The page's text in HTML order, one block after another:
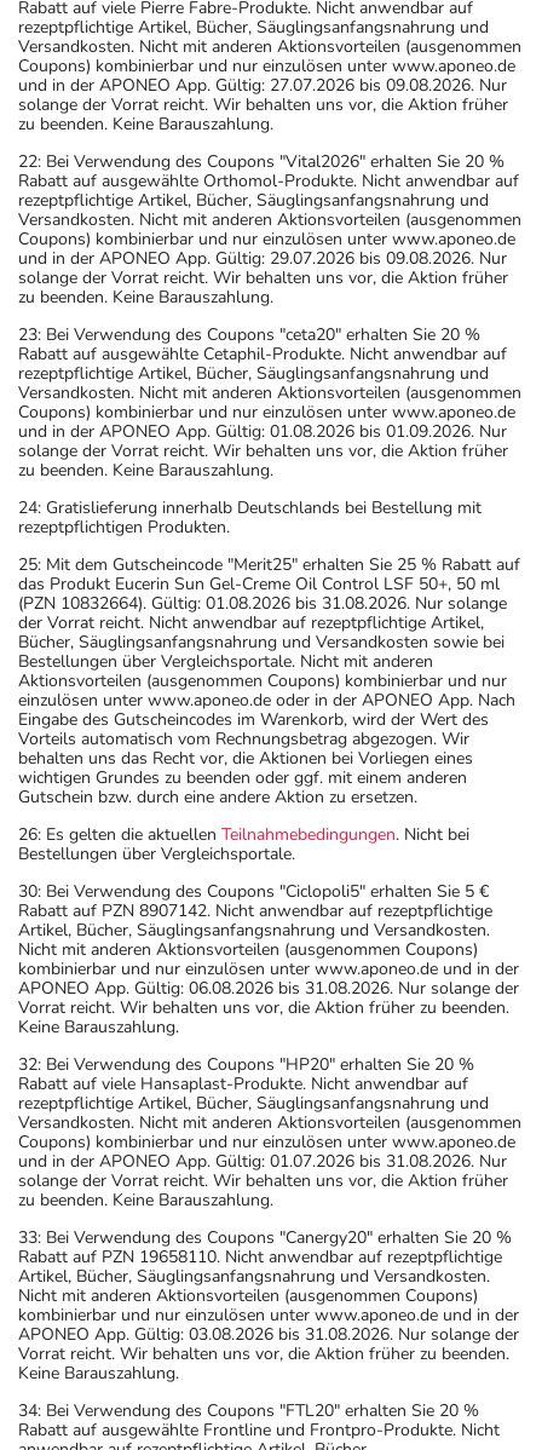
Rabatt auf viele Pierre Fabre-Produkte. Nicht anwendbar auf
rezeptpflichtige Artikel, Bücher, Säuglingsanfangsnahrung und
Versandkosten. Nicht mit anderen Aktionsvorteilen (ausgenommen
Coupons) kombinierbar und nur einzulösen unter www.aponeo.de
und in der APONEO App. Gültig: 27.07.2026 bis 09.08.2026. Nur
solange der Vorrat reicht. Wir behalten uns vor, die Aktion früher
zu beenden. Keine Barauszahlung.
22: Bei Verwendung des Coupons "Vital2026" erhalten Sie 20 %
Rabatt auf ausgewählte Orthomol-Produkte. Nicht anwendbar auf
rezeptpflichtige Artikel, Bücher, Säuglingsanfangsnahrung und
Versandkosten. Nicht mit anderen Aktionsvorteilen (ausgenommen
Coupons) kombinierbar und nur einzulösen unter www.aponeo.de
und in der APONEO App. Gültig: 29.07.2026 bis 09.08.2026. Nur
solange der Vorrat reicht. Wir behalten uns vor, die Aktion früher
zu beenden. Keine Barauszahlung.
23: Bei Verwendung des Coupons "ceta20" erhalten Sie 20 %
Rabatt auf ausgewählte Cetaphil-Produkte. Nicht anwendbar auf
rezeptpflichtige Artikel, Bücher, Säuglingsanfangsnahrung und
Versandkosten. Nicht mit anderen Aktionsvorteilen (ausgenommen
Coupons) kombinierbar und nur einzulösen unter www.aponeo.de
und in der APONEO App. Gültig: 01.08.2026 bis 01.09.2026. Nur
solange der Vorrat reicht. Wir behalten uns vor, die Aktion früher
zu beenden. Keine Barauszahlung.
24: Gratislieferung innerhalb Deutschlands bei Bestellung mit
rezeptpflichtigen Produkten.
25: Mit dem Gutscheincode "Merit25" erhalten Sie 25 % Rabatt auf
das Produkt Eucerin Sun Gel-Creme Oil Control LSF 50+, 50 ml
(PZN 10832664). Gültig: 01.08.2026 bis 31.08.2026. Nur solange
der Vorrat reicht. Nicht anwendbar auf rezeptpflichtige Artikel,
Bücher, Säuglingsanfangsnahrung und Versandkosten sowie bei
Bestellungen über Vergleichsportale. Nicht mit anderen
Aktionsvorteilen (ausgenommen Coupons) kombinierbar und nur
einzulösen unter www.aponeo.de oder in der APONEO App. Nach
Eingabe des Gutscheincodes im Warenkorb, wird der Wert des
Vorteils automatisch vom Rechnungsbetrag abgezogen. Wir
behalten uns das Recht vor, die Aktionen bei Vorliegen eines
wichtigen Grundes zu beenden oder ggf. mit einem anderen
Gutschein bzw. durch eine andere Aktion zu ersetzen.
26: Es gelten die aktuellen Teilnahmebedingungen. Nicht bei
Bestellungen über Vergleichsportale.
30: Bei Verwendung des Coupons "Ciclopoli5" erhalten Sie 5 €
Rabatt auf PZN 8907142. Nicht anwendbar auf rezeptpflichtige
Artikel, Bücher, Säuglingsanfangsnahrung und Versandkosten.
Nicht mit anderen Aktionsvorteilen (ausgenommen Coupons)
kombinierbar und nur einzulösen unter www.aponeo.de und in der
APONEO App. Gültig: 06.08.2026 bis 31.08.2026. Nur solange der
Vorrat reicht. Wir behalten uns vor, die Aktion früher zu beenden.
Keine Barauszahlung.
32: Bei Verwendung des Coupons "HP20" erhalten Sie 20 %
Rabatt auf viele Hansaplast-Produkte. Nicht anwendbar auf
rezeptpflichtige Artikel, Bücher, Säuglingsanfangsnahrung und
Versandkosten. Nicht mit anderen Aktionsvorteilen (ausgenommen
Coupons) kombinierbar und nur einzulösen unter www.aponeo.de
und in der APONEO App. Gültig: 01.07.2026 bis 31.08.2026. Nur
solange der Vorrat reicht. Wir behalten uns vor, die Aktion früher
zu beenden. Keine Barauszahlung.
33: Bei Verwendung des Coupons "Canergy20" erhalten Sie 20 %
Rabatt auf PZN 19658110. Nicht anwendbar auf rezeptpflichtige
Artikel, Bücher, Säuglingsanfangsnahrung und Versandkosten.
Nicht mit anderen Aktionsvorteilen (ausgenommen Coupons)
kombinierbar und nur einzulösen unter www.aponeo.de und in der
APONEO App. Gültig: 03.08.2026 bis 31.08.2026. Nur solange der
Vorrat reicht. Wir behalten uns vor, die Aktion früher zu beenden.
Keine Barauszahlung.
34: Bei Verwendung des Coupons "FTL20" erhalten Sie 20 %
Rabatt auf ausgewählte Frontline und Frontpro-Produkte. Nicht